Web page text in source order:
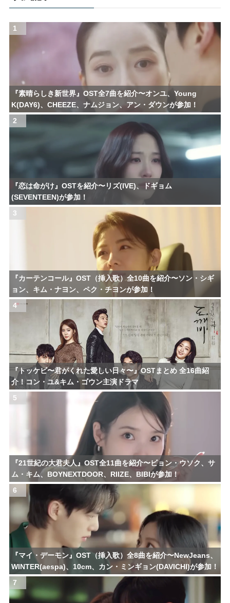
1
『素晴らしき新世界』OST全7曲を紹介〜オンユ、Young
K(DAY6)、CHEEZE、ナムジョン、アン・ダウンが参加！
2
『恋は命がけ』OSTを紹介〜リズ(IVE)、ドギョム
(SEVENTEEN)が参加！
3
『カーテンコール』OST（挿入歌）全10曲を紹介〜ソン・シギ
ョン、キム・ナヨン、ペク・チヨンが参加！
4
『トッケビ〜君がくれた愛しい日々〜』OSTまとめ 全16曲紹
介！コン・ユ&キム・ゴウン主演ドラマ
5
『21世紀の大君夫人』OST全11曲を紹介〜ビョン・ウソク、サ
ム・キム、BOYNEXTDOOR、RIIZE、BIBIが参加！
6
『マイ・デーモン』OST（挿入歌）全8曲を紹介〜NewJeans、
WINTER(aespa)、10cm、カン・ミンギョン(DAVICHI)が参加！
7